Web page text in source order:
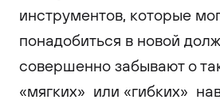
инструментов, которые
понадобиться в новой
совершенно забывают о
«мягких» или «гибких»